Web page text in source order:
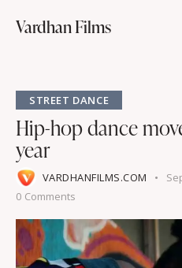
Vardhan Films
STREET DANCE
Hip-hop dance
year
VARDHANFILMS.COM
0 Comments